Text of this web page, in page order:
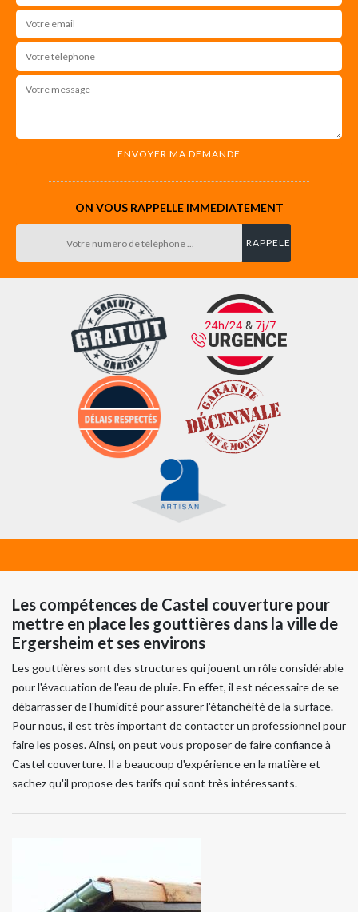
ON VOUS RAPPELLE IMMEDIATEMENT
Les compétences de Castel couverture pour
mettre en place les gouttières dans la ville de
Ergersheim et ses environs
Les gouttières sont des structures qui jouent un rôle considérable
pour l'évacuation de l'eau de pluie. En effet, il est nécessaire de se
débarrasser de l'humidité pour assurer l'étanchéité de la surface.
Pour nous, il est très important de contacter un professionnel pour
faire les poses. Ainsi, on peut vous proposer de faire confiance à
Castel couverture. Il a beaucoup d'expérience en la matière et
sachez qu'il propose des tarifs qui sont très intéressants.